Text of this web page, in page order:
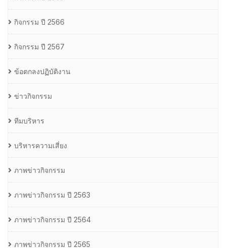
กิจกรรม ปี 2566
กิจกรรม ปี 2567
ข้อตกลงปฏิบัติงาน
ข่าวกิจกรรม
ทีมบริหาร
บริหารความเสี่ยง
ภาพข่าวกิจกรรม
ภาพข่าวกิจกรรม ปี 2563
ภาพข่าวกิจกรรม ปี 2564
ภาพข่าวกิจกรรม ปี 2565